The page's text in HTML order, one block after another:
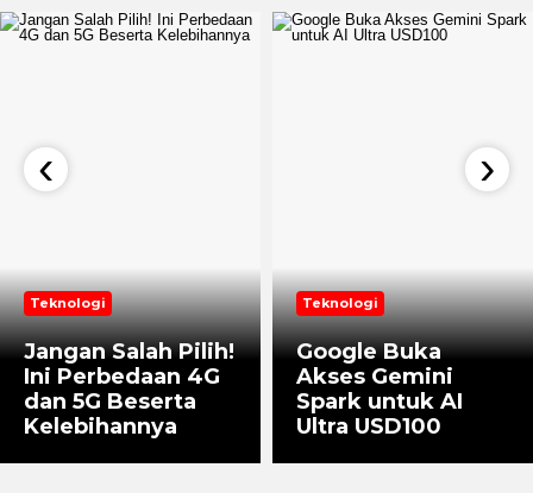
Teknologi
Jangan Salah Pilih!
Ini Perbedaan 4G
dan 5G Beserta
Kelebihannya
Teknologi
Google Buka
Akses Gemini
Spark untuk AI
Ultra USD100
‹ ›